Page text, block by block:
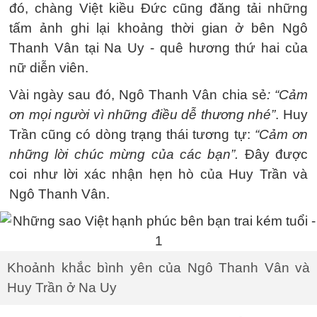
đó, chàng Việt kiều Đức cũng đăng tải những
tấm ảnh ghi lại khoảng thời gian ở bên Ngô
Thanh Vân tại Na Uy - quê hương thứ hai của
nữ diễn viên.
Vài ngày sau đó, Ngô Thanh Vân chia sẻ: “Cảm
ơn mọi người vì những điều dễ thương nhé”. Huy
Trần cũng có dòng trạng thái tương tự: “Cảm ơn
những lời chúc mừng của các bạn”. Đây được
coi như lời xác nhận hẹn hò của Huy Trần và
Ngô Thanh Vân.
Khoảnh khắc bình yên của Ngô Thanh Vân và
Huy Trần ở Na Uy